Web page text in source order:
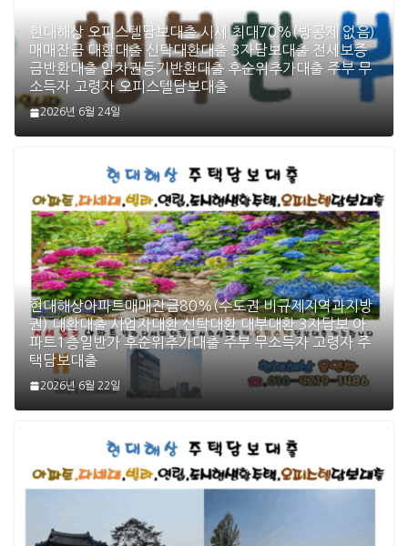
현대해상 오피스텔담보대출 시세 최대70%(방공제 없음)
매매잔금 대환대출 신탁대환대출 3자담보대출 전세보증
금반환대출 임차권등기반환대출 후순위추가대출 주부 무
소득자 고령자 오피스텔담보대출
2026년 6월 24일
현대해상아파트매매잔금80%(수도권 비규제지역과지방
권) 대환대출 사업자대환 신탁대환 대부대환 3자담보 아
파트1층일반가 후순위추가대출 주부 무소득자 고령자 주
택담보대출
2026년 6월 22일